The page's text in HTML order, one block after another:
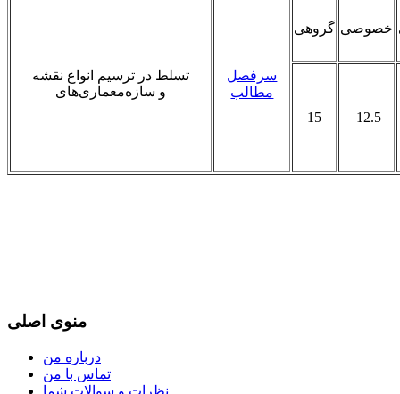
تسلط در ترسیم انواع نقشه
هایمعماریو سازه
سرفصل
مطالب
گروهی خصوصی
15 12.5
منوی اصلی
درباره من
تماس با من